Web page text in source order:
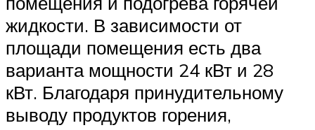
жидкости. В зависимости от
площади помещения есть два
варианта мощности 24 кВт и 28
кВт. Благодаря принудительному
выводу продуктов горения,